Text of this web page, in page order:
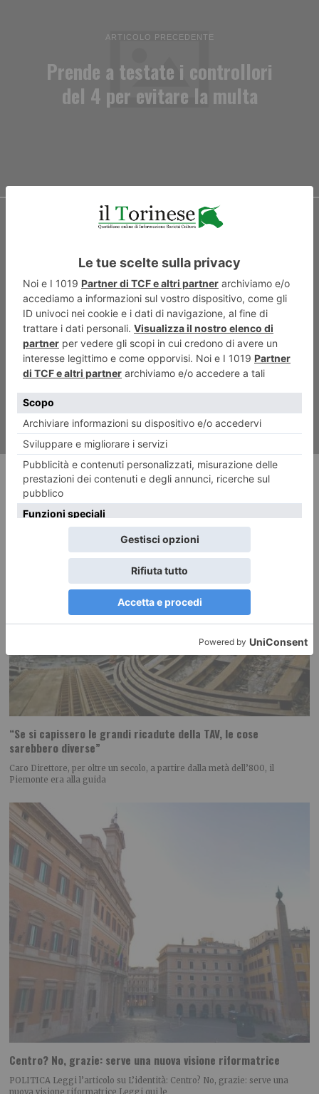
ARTICOLO PRECEDENTE
Prende a testate i controllori
del 4 per evitare la multa
ARTICOLO SUCCESSIVO
Galasso, un napoletano che
guardava al Risorgimento e
all’Europa
RECENTI:
“Se si capissero le grandi ricadute della TAV, le cose
sarebbero diverse”
Caro Direttore, per oltre un secolo, a partire dalla metà dell’800, il
Piemonte era alla guida
Centro? No, grazie: serve una nuova visione riformatrice
POLITICA Leggi l’articolo su L’identità: Centro? No, grazie: serve una
nuova visione riformatrice Leggi qui le